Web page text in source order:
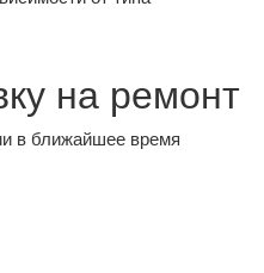
на ремонт
в ближайшее время